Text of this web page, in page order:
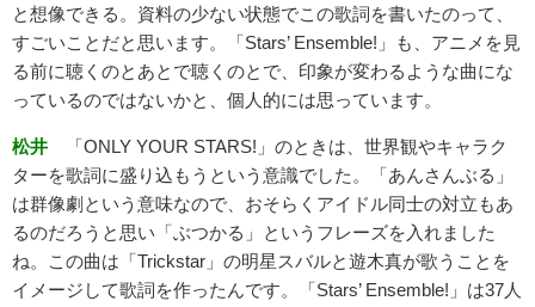
と想像できる。資料の少ない状態でこの歌詞を書いたのって、
すごいことだと思います。「Stars’ Ensemble!」も、アニメを見
る前に聴くのとあとで聴くのとで、印象が変わるような曲にな
っているのではないかと、個人的には思っています。
松井 「ONLY YOUR STARS!」のときは、世界観やキャラク
ターを歌詞に盛り込もうという意識でした。「あんさんぶる」
は群像劇という意味なので、おそらくアイドル同士の対立もあ
るのだろうと思い「ぶつかる」というフレーズを入れました
ね。この曲は「Trickstar」の明星スバルと遊木真が歌うことを
イメージして歌詞を作ったんです。「Stars’ Ensemble!」は37人